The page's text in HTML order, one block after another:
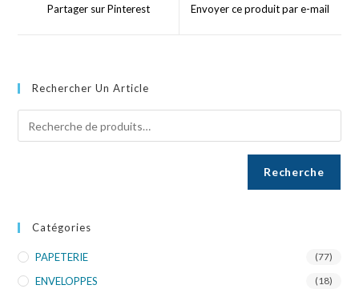
Partager sur Pinterest Envoyer ce produit par e-mail
Rechercher Un Article
Recherche
Catégories
PAPETERIE (77)
ENVELOPPES (18)